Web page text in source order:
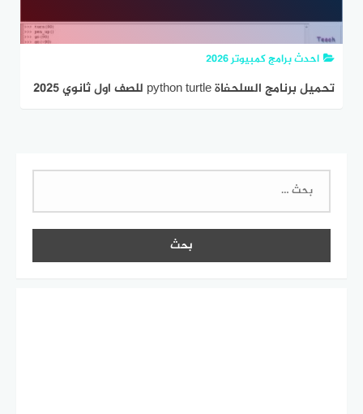
احدث برامج كمبيوتر 2026
تحميل برنامج السلحفاة python turtle للصف اول ثانوي 2025
البحث